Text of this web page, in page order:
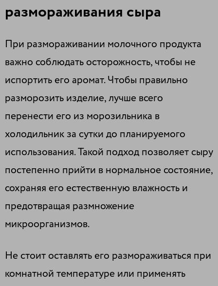
размораживания сыра
При размораживании молочного продукта
важно соблюдать осторожность, чтобы не
испортить его аромат. Чтобы правильно
разморозить изделие, лучше всего
перенести его из морозильника в
холодильник за сутки до планируемого
использования. Такой подход позволяет сыру
постепенно прийти в нормальное состояние,
сохраняя его естественную влажность и
предотвращая размножение
микроорганизмов.
Не стоит оставлять его размораживаться при
комнатной температуре или применять